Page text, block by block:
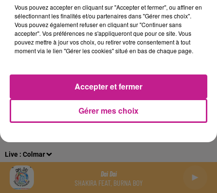
Live : Colmar
Dai Dai
SHAKIRA FEAT. BURNA BOY
Archives 2026 2025 2024 2023 2022
Vous pouvez accepter en cliquant sur "Accepter et fermer", ou affiner en
sélectionnant les finalités et/ou partenaires dans "Gérer mes choix".
Vous pouvez également refuser en cliquant sur "Continuer sans
accepter". Vos préférences ne s'appliqueront que pour ce site. Vous
pouvez mettre à jour vos choix, ou retirer votre consentement à tout
moment via le lien "Gérer les cookies" situé en bas de chaque page.
Gérer mes choix
Accepter et fermer